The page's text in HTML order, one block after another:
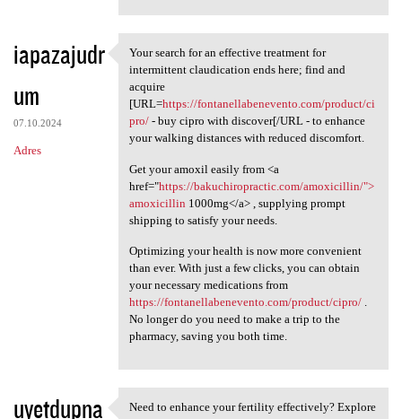
iapazajudr
um
07.10.2024
Adres
Your search for an effective
Your search for an effective treatment for
intermittent claudication ends here; find and
acquire
[URL=https://fontanellabenevento.com/product/ci
pro/- buy cipro with discover[/URL - to enhance
your walking distances with reduced discomfort.
Get your amoxil easily from <a
href="https://bakuchiropractic.com/amoxicillin/">
amoxicillin 1000mg</a> , supplying prompt
shipping to satisfy your needs.
Optimizing your health is now more convenient
than ever. With just a few clicks, you can obtain
your necessary medications from
https://fontanellabenevento.com/product/cipro/.
No longer do you need to make a trip to the
pharmacy, saving you both time.
uyetdupna
Need to enhance your fertility effectively? Explore